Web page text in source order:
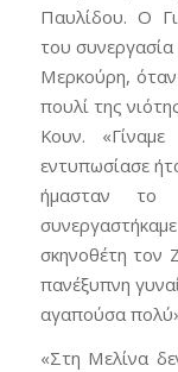
Παυλίδου. Ο
του
Μερκούρη,
πουλί της
Κουν.
εντυπωσίασε
ήμασταν το
σκηνοθέτη τον
πανέξυπνη
αγαπούσα
«Στη Μελίνα